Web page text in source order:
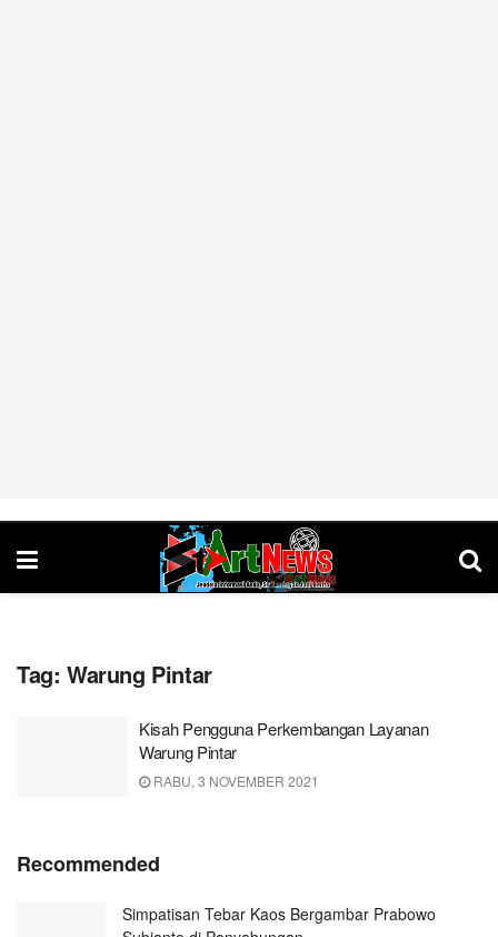
Tag: Warung Pintar
Kisah Pengguna Perkembangan Layanan
Warung Pintar
RABU, 3 NOVEMBER 2021
Recommended
Simpatisan Tebar Kaos Bergambar Prabowo